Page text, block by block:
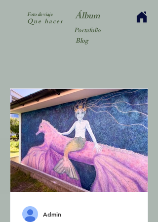
Foto de viaje
Que hacer Álbum
Portafolio
Blog
Admin